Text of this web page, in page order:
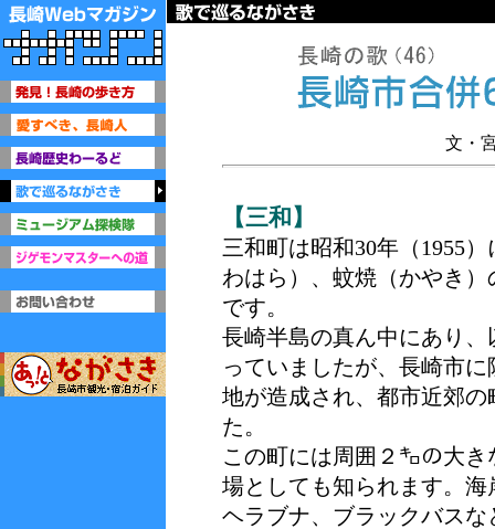
文・
【三和】
三和町は昭和30年（1955
わはら）、蚊焼（かやき
です。
長崎半島の真ん中にあり
っていましたが、長崎市
地が造成され、都市近郊
た。
この町には周囲２㌔の大
場としても知られます。
ヘラブナ、ブラックバス